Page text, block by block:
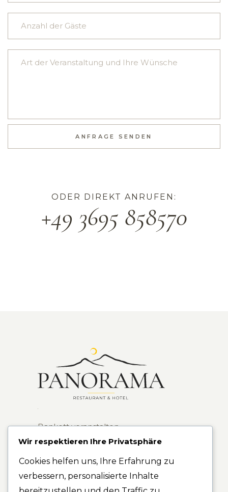
ANFRAGE SENDEN
ODER DIREKT ANRUFEN:
+49 3695 858570
Bankett veranstalten
Übernachten vor Ort
VERANSTALTUNGEN
RESTAURANT
Wir respektieren Ihre Privatsphäre
Cookies helfen uns, Ihre Erfahrung zu
verbessern, personalisierte Inhalte